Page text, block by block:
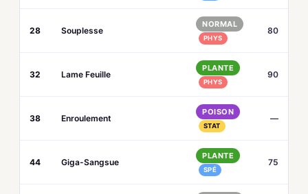
28 Souplesse
NORMAL
PHYS
80
32 Lame Feuille
PLANTE
PHYS
90
38 Enroulement
POISON
STAT
—
44 Giga-Sangsue
PLANTE
SPÉ
75